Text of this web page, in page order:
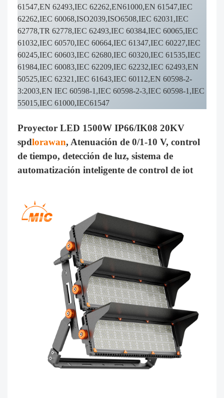
61547,EN 62493,IEC 62262,EN61000,EN 61547,IEC
62262,IEC 60068,ISO2039,ISO6508,IEC 62031,IEC
62778,TR 62778,IEC 62493,IEC 60384,IEC 60065,IEC
61032,IEC 60570,IEC 60664,IEC 61347,IEC 60227,IEC
60245,IEC 60603,IEC 62680,IEC 60320,IEC 61535,IEC
61984,IEC 60083,IEC 62209,IEC 62232,IEC 62493,EN
50525,IEC 62321,IEC 61643,IEC 60112,EN 60598-2-
3:2003,EN IEC 60598-1,IEC 60598-2-3,IEC 60598-1,IEC
55015,IEC 61000,IEC61547
Proyector LED 1500W IP66/IK08 20KV
spdlorawan, Atenuación de 0/1-10 V, control
de tiempo, detección de luz, sistema de
automatización inteligente de control de iot